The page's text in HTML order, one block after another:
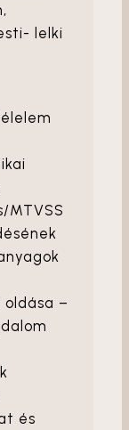
lelki
MTVSS
–
és